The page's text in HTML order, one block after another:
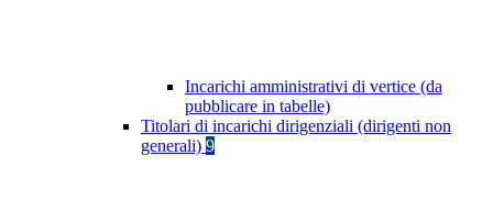
Incarichi amministrativi di vertice (da
pubblicare in tabelle)
Titolari di incarichi dirigenziali (dirigenti non
generali) 9